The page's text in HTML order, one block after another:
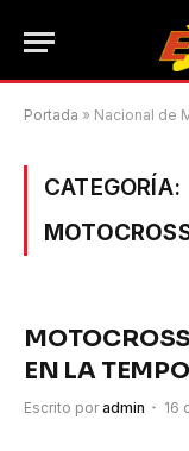
Portada » Nacional de
CATEGORÍA:
EN LA
Escrito por admin 16